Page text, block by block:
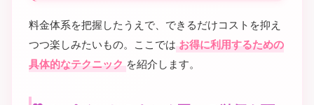
料金体系を把握したうえで、できるだけコストを抑え
つつ楽しみたいもの。ここでは お得に利用するための
具体的なテクニック を紹介します。